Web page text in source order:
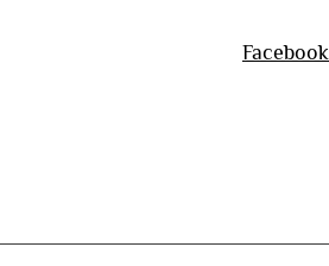
Facebook